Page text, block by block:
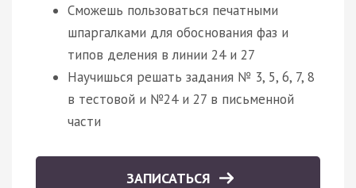
Сможешь пользоваться печатными
шпаргалками для обоснования фаз и
типов деления в линии 24 и 27
Научишься решать задания № 3, 5, 6, 7, 8
в тестовой и №24 и 27 в письменной
части
ЗАПИСАТЬСЯ